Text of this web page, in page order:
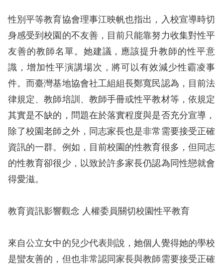
網
站
安
全
政
策
私
保
護
性別平等教育協會理事江映帆也指出，入校宣導時切
身感受到校園的不友善，目前只能靠努力收集對性平
友善的教師名單。她建議，應該提升教師的性平意
識，增加性平演講場次，將可以有效減少性霸凌事
件。而臺灣基地協會社工組組長鄭寬民認為，目前法
律規定、教師培訓、教師手冊或性平教材等，依規定
其實是不缺的，問題在於落實程度與是否充分宣導，
除了校園老師之外，同志家長也是非常需要接受正確
資訊的一群。例如，目前校園的性教育很多，但同志
的性教育卻很少，以致於許多家長仍認為同性戀就會
得愛滋。
教育資訊影響觀念 人權委員關切校園性平教育
來自公立女中的兒少代表則說，她個人覺得她的學校
是蠻友善的，但也非常認同家長與教師需要接受正確